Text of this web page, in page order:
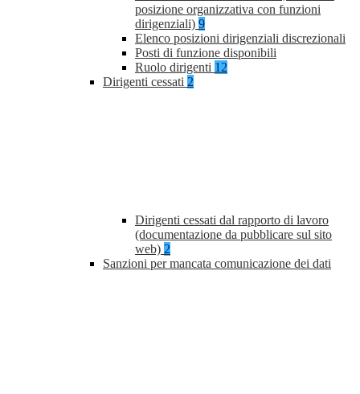
posizione organizzativa con funzioni
dirigenziali) 9
Elenco posizioni dirigenziali discrezionali
Posti di funzione disponibili
Ruolo dirigenti 12
Dirigenti cessati 2
Dirigenti cessati dal rapporto di lavoro
(documentazione da pubblicare sul sito
web) 2
Sanzioni per mancata comunicazione dei dati